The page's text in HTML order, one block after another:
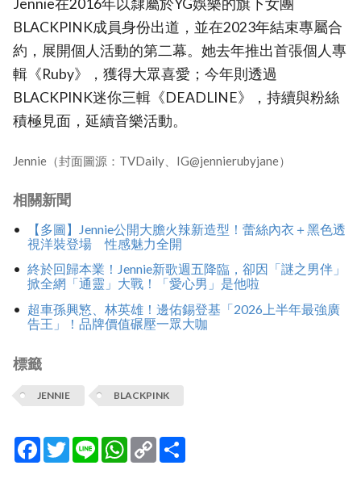
Jennie在2016年以隸屬於YG娛樂的旗下女團
BLACKPINK成員身份出道，並在2023年結束專屬合
約，展開個人活動的第二幕。她去年推出首張個人專
輯《Ruby》，獲得大眾喜愛；今年則透過
BLACKPINK迷你三輯《DEADLINE》，持續與粉絲
積極見面，延續音樂活動。
Jennie（封面圖源：TVDaily、IG@jennierubyjane）
相關新聞
【多圖】Jennie公開大膽火辣新造型！蕾絲內衣＋黑色透
視洋裝登場 性感魅力全開
終於回歸本業！Jennie新歌週五降臨，卻因「謎之男伴」
掀全網「通靈」大戰！「愛心男」是他啦
超車孫興慜、林英雄！邊佑錫登基「2026上半年最強廣
告王」！品牌價值碾壓一眾大咖
標籤
JENNIE BLACKPINK
Facebook
TwitterLine WhatsApp
Copy
Link